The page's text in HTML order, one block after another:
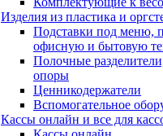
Изделия из пластика и
Подставки под меню,
офисную и бытовую
Полочные
опоры
Ценникодержатели
Вспомогательное
Кассы онлайн и все для